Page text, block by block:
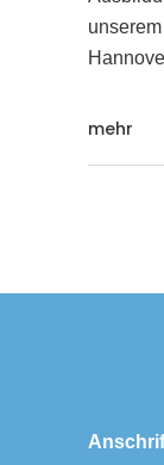
mehr